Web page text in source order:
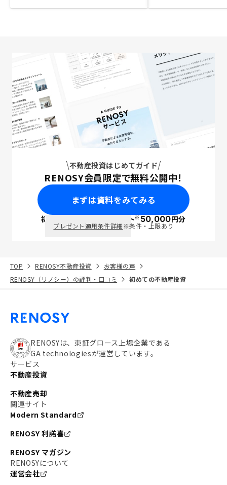
不動産投資はじめてガイド
RENOSY会員限定で無料公開中！
まずは資料をみてみる
初回面談で ポイント※50,000円分
プレゼント適用条件詳細※条件・上限あり
TOP RENOSY不動産投資
お客様の声
RENOSY（リノシー）の評判・口コミ
初めての不動産投資
RENOSYは、東証グロース上場企業である
GA technologiesが運営しています。
サービス
不動産投資
不動産売却
関連サイト
Modern Standard
RENOSY 利諾喜
RENOSY マガジン
RENOSYについて
運営会社